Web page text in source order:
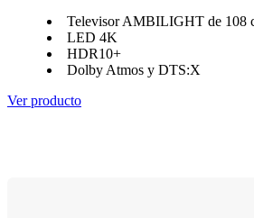
Televisor AMBILIGHT de 108
LED 4K
HDR10+
Dolby Atmos y DTS:X
Ver producto